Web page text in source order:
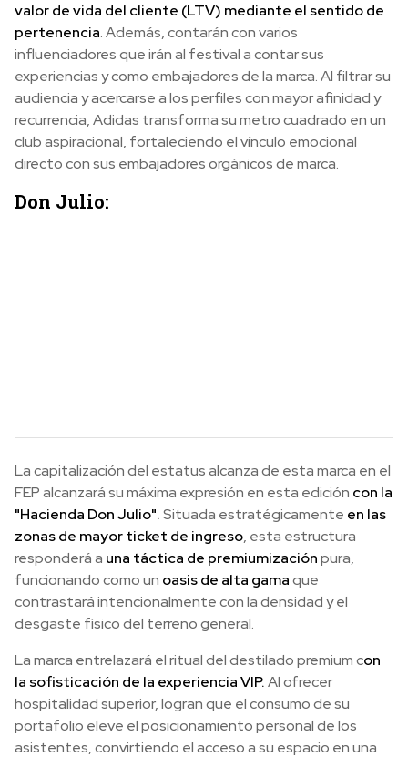
valor de vida del cliente (LTV) mediante el sentido de
pertenencia. Además, contarán con varios
influenciadores que irán al festival a contar sus
experiencias y como embajadores de la marca. Al filtrar su
audiencia y acercarse a los perfiles con mayor afinidad y
recurrencia, Adidas transforma su metro cuadrado en un
club aspiracional, fortaleciendo el vínculo emocional
directo con sus embajadores orgánicos de marca.
Don Julio:
La capitalización del estatus alcanza de esta marca en el
FEP alcanzará su máxima expresión en esta edición con la
"Hacienda Don Julio".Situada estratégicamente en las
zonas de mayor ticket de ingreso, esta estructura
responderá a una táctica de premiumizaciónpura,
funcionando como un oasis de alta gamaque
contrastará intencionalmente con la densidad y el
desgaste físico del terreno general.
La marca entrelazará el ritual del destilado premium con
la sofisticación de la experiencia VIP.Al ofrecer
hospitalidad superior, logran que el consumo de su
portafolio eleve el posicionamiento personal de los
asistentes, convirtiendo el acceso a su espacio en una